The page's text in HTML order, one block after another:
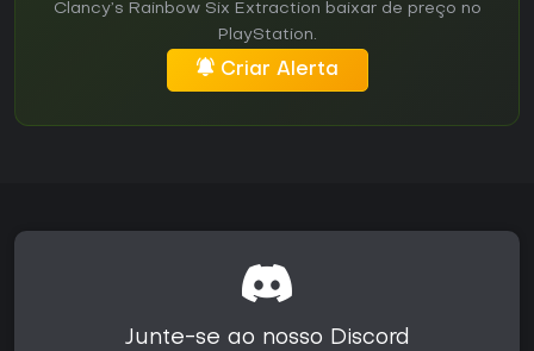
Clancy’s Rainbow Six Extraction baixar de preço no
PlayStation.
Criar Alerta
Junte-se ao nosso Discord